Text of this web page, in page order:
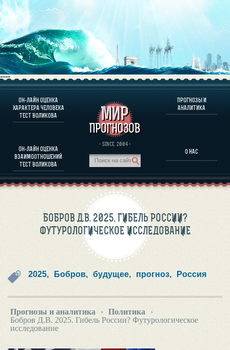
----
ОН-ЛАЙН ОЦЕНКА
ХАРАКТЕРА ЧЕЛОВЕКА
ТЕСТ ВОЛИКОВА
ОН-ЛАЙН ОЦЕНКА
ВЗАИМООТНОШЕНИЙ
ТЕСТ ВОЛИКОВА
· SINCE. 2004 ·
ПРОГНОЗЫ И
АНАЛИТИКА
О НАС
О ПРОГРАММЕ
ОЦЕНКА ХАРАКТЕРA ЧЕЛОВЕКА
ОЦЕНКА ХАРАКТЕРА ВЫДАЮЩИХСЯ ЛИЧНОСТЕЙ
О ПРОГРАММЕ
ПРОГНОЗЫ И АНАЛИТИКА
БОБРОВ Д.В. 2025. ГИБЕЛЬ РОССИИ?
ФУТУРОЛОГИЧЕСКОЕ ИССЛЕДОВАНИЕ
2025, Бобров, будущее, прогноз, Россия
Прогнозы и аналитика › Политика
›
Бобров Д.В. 2025. Гибель России? Футурологическое
исследование